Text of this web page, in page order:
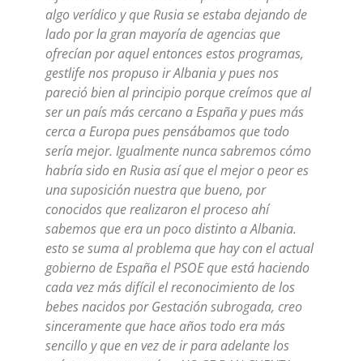
algo verídico y que Rusia se estaba dejando de
lado por la gran mayoría de agencias que
ofrecían por aquel entonces estos programas,
gestlife nos propuso ir Albania y pues nos
pareció bien al principio porque creímos que al
ser un país más cercano a España y pues más
cerca a Europa pues pensábamos que todo
sería mejor. Igualmente nunca sabremos cómo
habría sido en Rusia así que el mejor o peor es
una suposición nuestra que bueno, por
conocidos que realizaron el proceso ahí
sabemos que era un poco distinto a Albania.
esto se suma al problema que hay con el actual
gobierno de España el PSOE que está haciendo
cada vez más difícil el reconocimiento de los
bebes nacidos por Gestación subrogada, creo
sinceramente que hace años todo era más
sencillo y que en vez de ir para adelante los